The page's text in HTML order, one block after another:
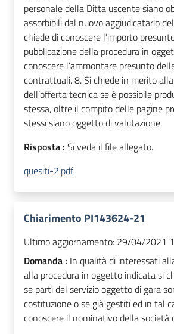
personale della Ditta uscente siano
assorbibili dal nuovo aggiudicatario
chiede di conoscere l’importo
pubblicazione della procedura in
conoscere l’ammontare presunto
contrattuali. 8. Si chiede in merito
dell’offerta tecnica se è possibile
stessa, oltre il compito delle pagine
stessi siano oggetto di valutazione.
Risposta : Si veda il file allegato.
quesiti-2.pdf
Chiarimento PI143624-21
Ultimo aggiornamento: 29/04/2021
Domanda : In qualità di interessati
alla procedura in oggetto indicata si
se parti del servizio oggetto di gara
costituzione o se già gestiti ed in tal
conoscere il nominativo della società